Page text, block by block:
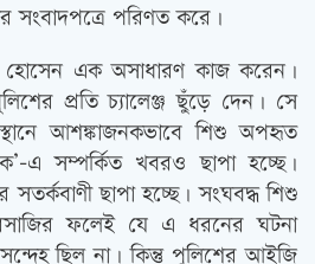
সংবাদপত্রে পরিণত করে।
হোসেন এক অসাধারণ কাজ করেন।
প্রতি চ্যালেঞ্জ ছুঁড়ে দেন। সে
আশঙ্কাজনকভাবে শিশু অপহৃত
এ সম্পর্কিত খবরও ছাপা হচ্ছে।
ছাপা হচ্ছে। সংঘবদ্ধ শিশু
ফলেই যে এ ধরনের ঘটনা
ছিল না। কিন্তু পুলিশের আইজি